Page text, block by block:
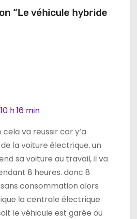
“Le véhicule hybride
h 16 min
va reussir car y’a
la voiture électrique. un
sa voiture au travail, il va
8 heures. donc 8
consommation alors
la centrale électrique
le véhicule est garée ou